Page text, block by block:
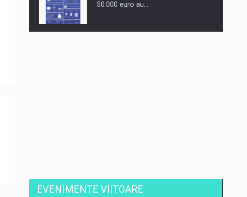
50.000 euro au…
EVENIMENTE VIITOARE